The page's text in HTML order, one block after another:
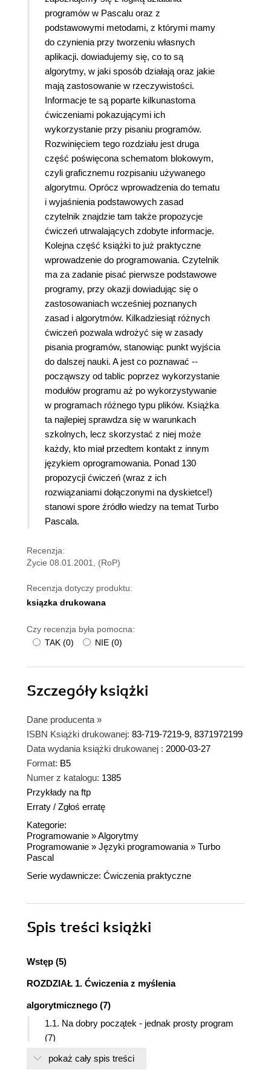
programów w Pascalu oraz z
podstawowymi metodami, z którymi mamy
do czynienia przy tworzeniu własnych
aplikacji. dowiadujemy się, co to są
algorytmy, w jaki sposób działają oraz jakie
mają zastosowanie w rzeczywistości.
Informacje te są poparte kilkunastoma
ćwiczeniami pokazującymi ich
wykorzystanie przy pisaniu programów.
Rozwinięciem tego rozdziału jest druga
część poświęcona schematom blokowym,
czyli graficznemu rozpisaniu używanego
algorytmu. Oprócz wprowadzenia do tematu
i wyjaśnienia podstawowych zasad
czytelnik znajdzie tam także propozycje
ćwiczeń utrwalających zdobyte informacje.
Kolejna część książki to już praktyczne
wprowadzenie do programowania. Czytelnik
ma za zadanie pisać pierwsze podstawowe
programy, przy okazji dowiadując się o
zastosowaniach wcześniej poznanych
zasad i algorytmów. Kilkadziesiąt różnych
ćwiczeń pozwala wdrożyć się w zasady
pisania programów, stanowiąc punkt wyjścia
do dalszej nauki. A jest co poznawać --
począwszy od tablic poprzez wykorzystanie
modułów programu aż po wykorzystywanie
w programach różnego typu plików. Książka
ta najlepiej sprawdza się w warunkach
szkolnych, lecz skorzystać z niej może
każdy, kto miał przedtem kontakt z innym
językiem oprogramowania. Ponad 130
propozycji ćwiczeń (wraz z ich
rozwiązaniami dołączonymi na dyskietce!)
stanowi spore źródło wiedzy na temat Turbo
Pascala.
Recenzja:
Życie 08.01.2001, (RoP)
Recenzja dotyczy produktu:
ksiązka drukowana
Czy recenzja była pomocna:
TAK (0) NIE (0)
Szczegółyksiążki
Dane producenta »
ISBN Książki drukowanej: 83-719-7219-9, 8371972199
Data wydania książki drukowanej : 2000-03-27
Format: B5
Numer z katalogu: 1385
Przykłady na ftp
Erraty / Zgłoś erratę
Kategorie:
Programowanie »Algorytmy
Programowanie » Języki programowania » Turbo
Pascal
Serie wydawnicze: Ćwiczenia praktyczne
Spis treści książki
Wstęp (5)
ROZDZIAŁ 1. Ćwiczenia z myślenia
algorytmicznego (7)
1.1. Na dobry początek - jednak prosty program
(7)
1.2. Wróćmy do metod (8)
1.3. Co powinieneś zapamiętać z tego cyklu
pokaż cały spis treści